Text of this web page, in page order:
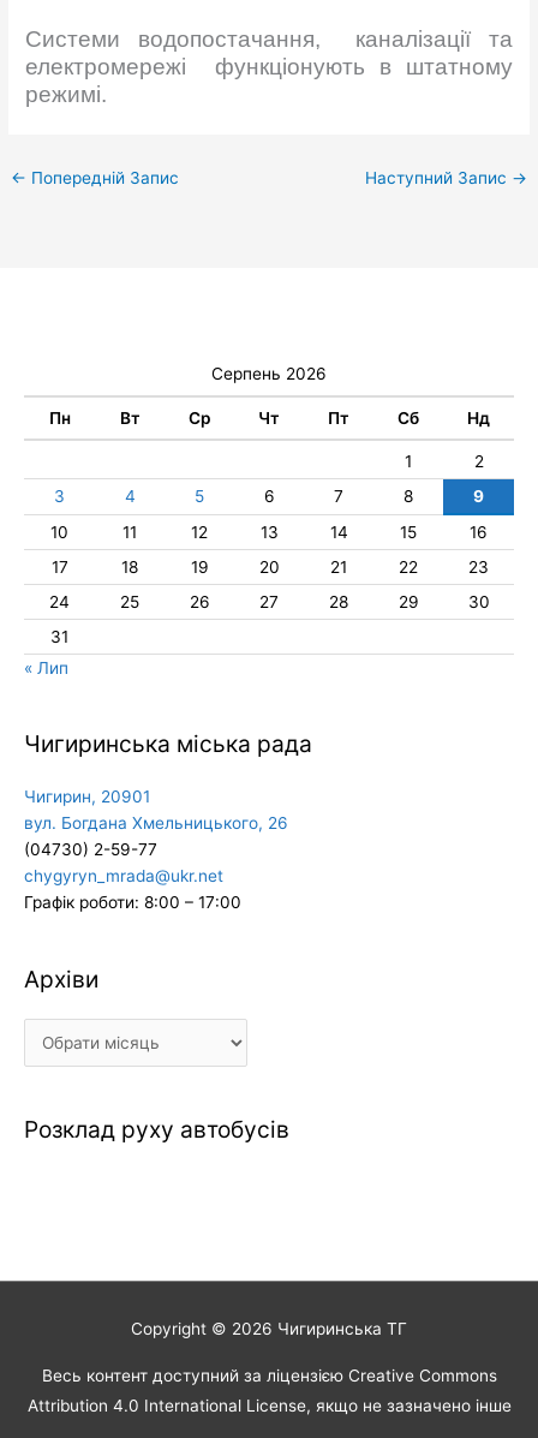
Системи водопостачання, каналізації та
електромережі функціонують в штатному
режимі.
← Попередній Запис Наступний Запис →
Серпень 2026
Пн Вт Ср Чт Пт Сб Нд
1
2
3
4 5 6 7 8
9
10
11 12 13 14 15
16
17
18 19 20 21 22
23
24
25 26 27 28 29
30
31
« Лип
Чигиринська міська рада
Чигирин, 20901
вул. Богдана Хмельницького, 26
(04730) 2-59-77
chygyryn_mrada@ukr.net
Графік роботи: 8:00 – 17:00
Архіви
Архіви
Розклад руху автобусів
Copyright © 2026 Чигиринська ТГ
Весь контент доступний за ліцензією Creative Commons
Attribution 4.0 International License, якщо не зазначено інше